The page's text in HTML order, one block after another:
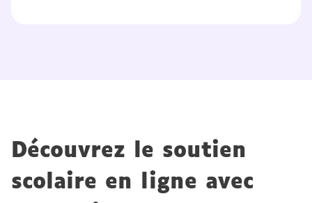
Découvrez le soutien
scolaire en ligne avec